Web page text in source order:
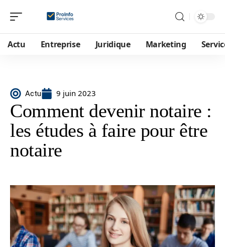
Actu Entreprise Juridique Marketing
Actu 9 juin 2023
Comment devenir notaire :
les études à faire pour être
notaire